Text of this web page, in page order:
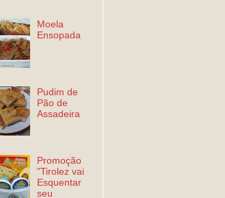
Moela
Ensopada
Pudim de
Pão de
Assadeira
Promoção
"Tirolez vai
Esquentar
seu